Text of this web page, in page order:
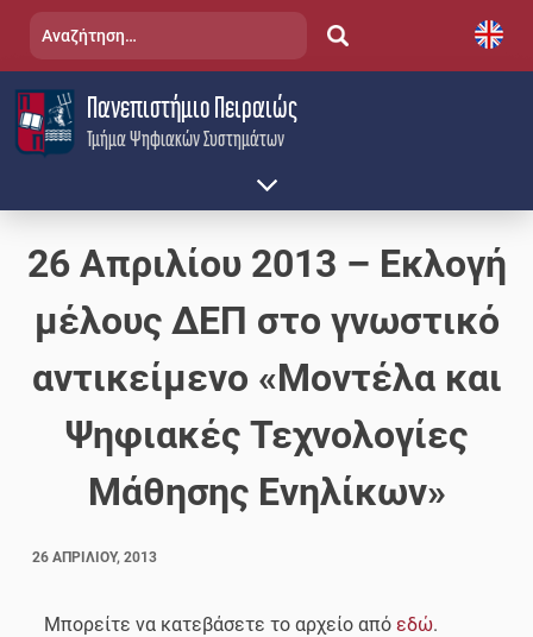
content
Τμήμα Ψηφιακών Συστημάτων
Πανεπιστήμιο Πειραιώς
Αναζήτηση
26 Απριλίου 2013 – Εκλογή
μέλους ΔΕΠ στο γνωστικό
αντικείμενο «Μοντέλα και
Ψηφιακές Τεχνολογίες
Μάθησης Ενηλίκων»
26 ΑΠΡΙΛΊΟΥ, 2013
Μπορείτε να κατεβάσετε το αρχείο απόεδώ.